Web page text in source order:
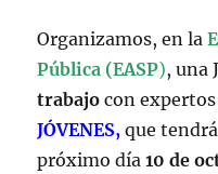
Organizamos, en la
Pública (EASP), una
trabajo con
JÓVENES, que
próximo día10 de